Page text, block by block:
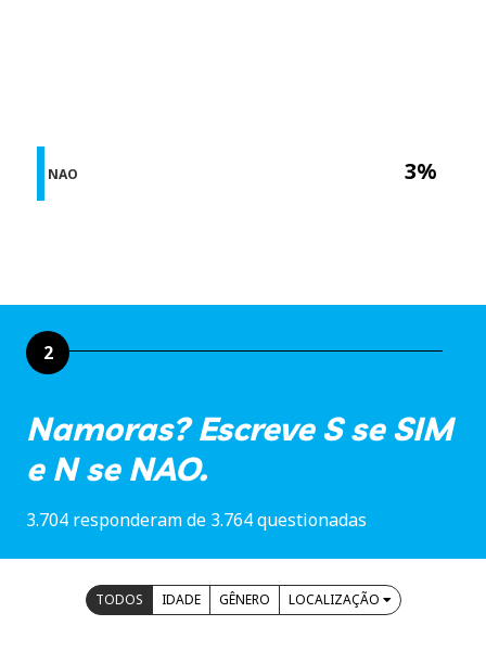
3%
NAO
2
Namoras? Escreve S se SIM
e N se NAO.
3.704 responderam de 3.764 questionadas
TODOS IDADE GÊNERO LOCALIZAÇÃO